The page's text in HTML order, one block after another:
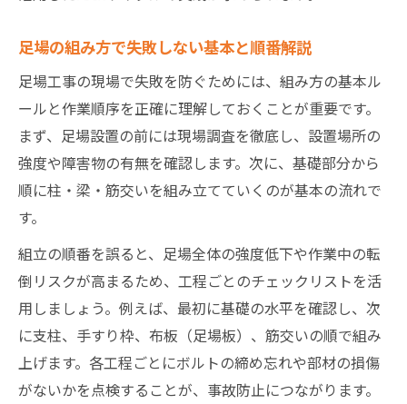
足場の組み方で失敗しない基本と順番解説
足場工事の現場で失敗を防ぐためには、組み方の基本ル
ールと作業順序を正確に理解しておくことが重要です。
まず、足場設置の前には現場調査を徹底し、設置場所の
強度や障害物の有無を確認します。次に、基礎部分から
順に柱・梁・筋交いを組み立てていくのが基本の流れで
す。
組立の順番を誤ると、足場全体の強度低下や作業中の転
倒リスクが高まるため、工程ごとのチェックリストを活
用しましょう。例えば、最初に基礎の水平を確認し、次
に支柱、手すり枠、布板（足場板）、筋交いの順で組み
上げます。各工程ごとにボルトの締め忘れや部材の損傷
がないかを点検することが、事故防止につながります。